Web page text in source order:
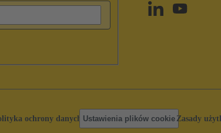
ochrony danych Ustawienia plików cookie Zasady